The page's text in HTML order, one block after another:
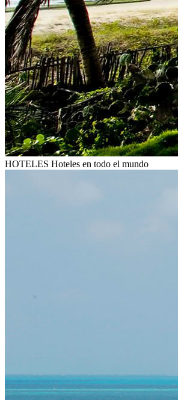
HOTELES Hoteles en todo el mundo